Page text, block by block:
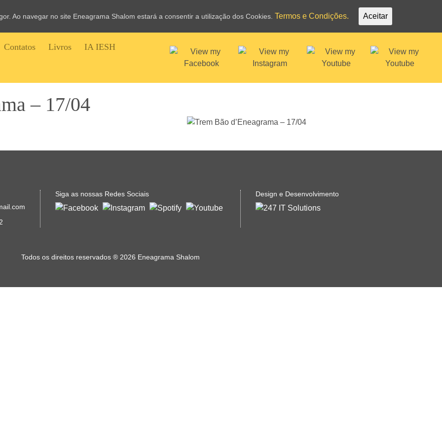
Contatos Livros IA IESH
– 17/04
Siga as nossas Redes Sociais Design e Desenvolvimento
Todos os direitos reservados ® 2026 Eneagrama Shalom
Ao navegar no site Eneagrama Shalom estará a consentir a utilização dos Cookies. Termos e Condições. Aceitar